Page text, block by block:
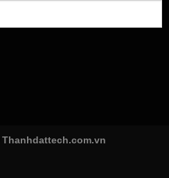
Thanhdattech.com.vn